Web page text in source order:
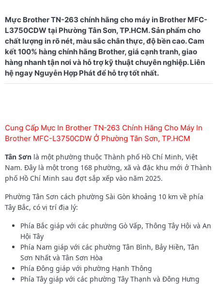
Mực Brother TN-263 chính hãng cho máy in Brother MFC-
L3750CDW tại Phường Tân Sơn, TP.HCM. Sản phẩm cho
chất lượng in rõ nét, màu sắc chân thực, độ bền cao. Cam
kết 100% hàng chính hãng Brother, giá cạnh tranh, giao
hàng nhanh tận nơi và hỗ trợ kỹ thuật chuyên nghiệp. Liên
Cung Cấp Mực In Brother TN-263 Chính Hãng Cho Máy In
Brother MFC-L3750CDW Ở Phường Tân Sơn, TP.HCM
Tân Sơn là một phường thuộc Thành phố Hồ Chí Minh, Việt
Nam. Đây là một trong 168 phường, xã và đặc khu mới ở Thành
phố Hồ Chí Minh sau đợt sắp xếp vào năm 2025.
Phường Tân Sơn cách phường Sài Gòn khoảng 10 km về phía
Tây Bắc, có vị trí địa lý:
Phía Bắc giáp với các phường Gò Vấp, Thông Tây Hội và An
Hội Tây
Phía Nam giáp với các phường Tân Bình, Bảy Hiền, Tân
Sơn Nhất và Tân Sơn Hòa
Phía Đông giáp với phường Hạnh Thông
Phía Tây giáp với các phường Tây Thạnh và Đông Hưng